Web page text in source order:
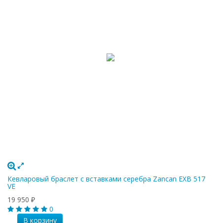
Кевларовый браслет с вставками серебра Zancan EXB 517
VE
19 950 ₽
0
В корзину